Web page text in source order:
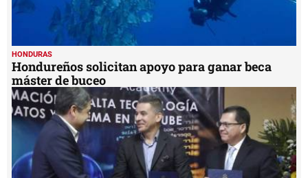
HONDURAS
Hondureños solicitan apoyo para ganar beca
máster de buceo